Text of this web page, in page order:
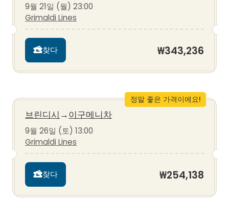
9월 21일 (월) 23:00
Grimaldi Lines
찾다 ₩343,236
정말 좋은 가격이에요!
브린디시 →이구메니차
9월 26일 (토) 13:00
Grimaldi Lines
찾다 ₩254,138